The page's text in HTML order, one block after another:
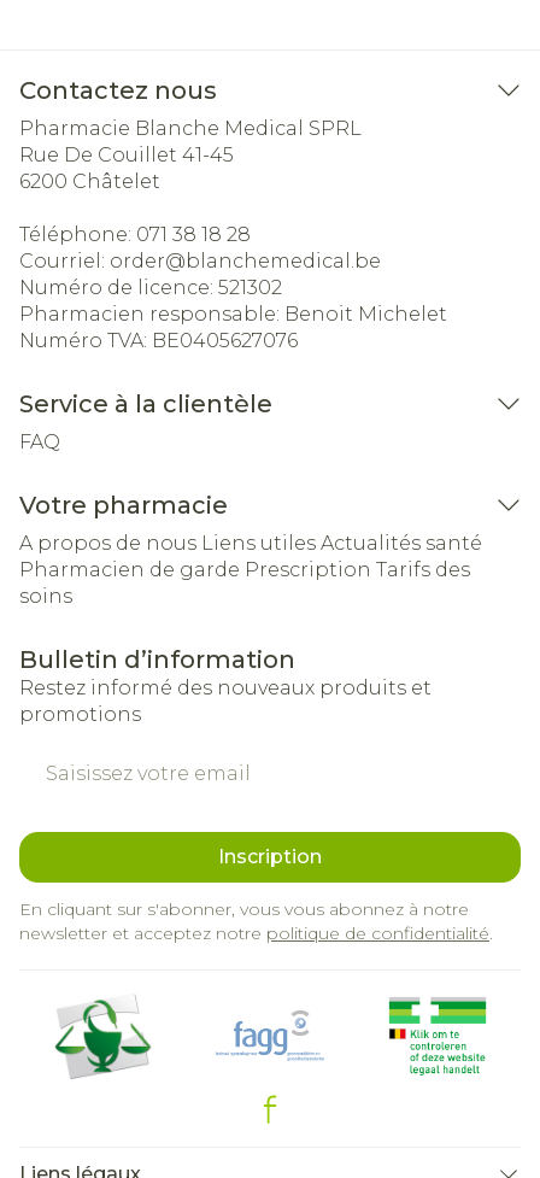
Contactez nous
Pharmacie Blanche Medical SPRL
Rue De Couillet 41-45
6200 Châtelet
Téléphone: 071 38 18 28
Courriel: order@blanchemedical.be
Numéro de licence: 521302
Pharmacien responsable: Benoit Michelet
Numéro TVA: BE0405627076
Service à la clientèle
FAQ
Votre pharmacie
A propos de nous Liens utiles Actualités santé
Pharmacien de garde Prescription Tarifs des
soins
Bulletin d’information
Restez informé des nouveaux produits et
promotions
Inscription
En cliquant sur s'abonner, vous vous abonnez à notre
newsletter et acceptez notre politique de confidentialité.